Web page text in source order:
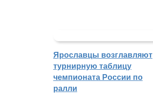
Ярославцы возглавляют
турнирную таблицу
чемпионата России по
ралли